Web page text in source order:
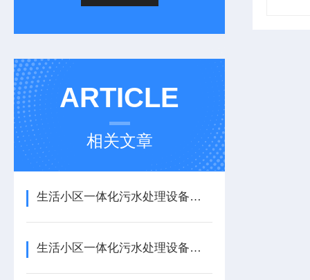
ARTICLE
相关文章
生活小区一体化污水处理设备的维护细节
生活小区一体化污水处理设备的开机步骤